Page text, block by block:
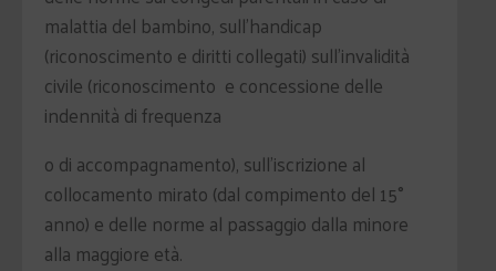
malattia del bambino, sull'handicap
(riconoscimento e diritti collegati) sull'invalidità
civile (riconoscimento e concessione delle
indennità di frequenza
o di accompagnamento), sull'iscrizione al
collocamento mirato (dal compimento del 15°
anno) e delle norme al passaggio dalla minore
alla maggiore età.